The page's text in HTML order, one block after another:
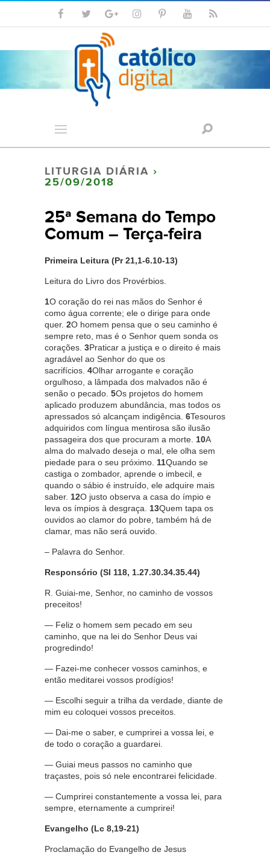
LITURGIA DIÁRIA ›
25/09/2018
25ª Semana do Tempo
Comum – Terça-feira
Primeira Leitura (Pr 21,1-6.10-13)
Leitura do Livro dos Provérbios.
1O coração do rei nas mãos do Senhor é
como água corrente; ele o dirige para onde
quer. 2O homem pensa que o seu caminho é
sempre reto, mas é o Senhor quem sonda os
corações. 3Praticar a justiça e o direito é mais
agradável ao Senhor do que os
sacrifícios. 4Olhar arrogante e coração
orgulhoso, a lâmpada dos malvados não é
senão o pecado. 5Os projetos do homem
aplicado produzem abundância, mas todos os
apressados só alcançam indigência. 6Tesouros
adquiridos com língua mentirosa são ilusão
passageira dos que procuram a morte. 10A
alma do malvado deseja o mal, ele olha sem
piedade para o seu próximo. 11Quando se
castiga o zombador, aprende o imbecil, e
quando o sábio é instruído, ele adquire mais
saber. 12O justo observa a casa do ímpio e
leva os ímpios à desgraça. 13Quem tapa os
ouvidos ao clamor do pobre, também há de
clamar, mas não será ouvido.
– Palavra do Senhor.
Responsório (Sl 118, 1.27.30.34.35.44)
R. Guiai-me, Senhor, no caminho de vossos
preceitos!
— Feliz o homem sem pecado em seu
caminho, que na lei do Senhor Deus vai
progredindo!
— Fazei-me conhecer vossos caminhos, e
então meditarei vossos prodígios!
— Escolhi seguir a trilha da verdade, diante de
mim eu coloquei vossos preceitos.
— Dai-me o saber, e cumprirei a vossa lei, e
de todo o coração a guardarei.
— Guiai meus passos no caminho que
traçastes, pois só nele encontrarei felicidade.
— Cumprirei constantemente a vossa lei, para
sempre, eternamente a cumprirei!
Evangelho (Lc 8,19-21)
Proclamação do Evangelho de Jesus